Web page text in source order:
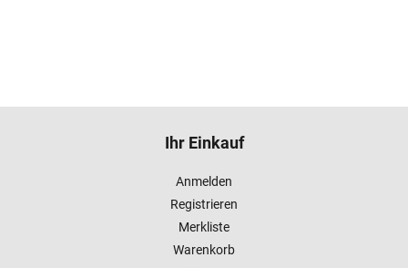
Ihr Einkauf
Anmelden
Registrieren
Merkliste
Warenkorb